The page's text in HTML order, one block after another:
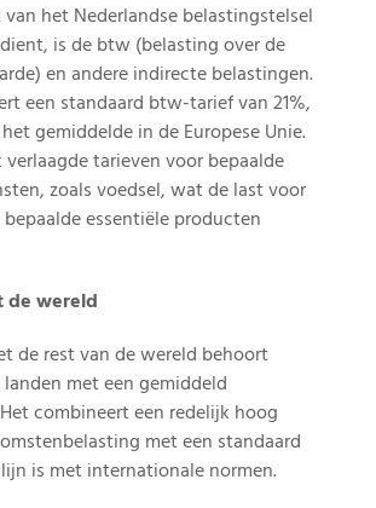
van het Nederlandse belastingstelsel
is de btw (belasting over de
en andere indirecte belastingen.
een standaard btw-tarief van 21%,
gemiddelde in de Europese Unie.
tarieven voor bepaalde
zoals voedsel, wat de last voor
essentiële producten
de wereld
de rest van de wereld behoort
met een gemiddeld
combineert een redelijk hoog
met een standaard
is met internationale normen.